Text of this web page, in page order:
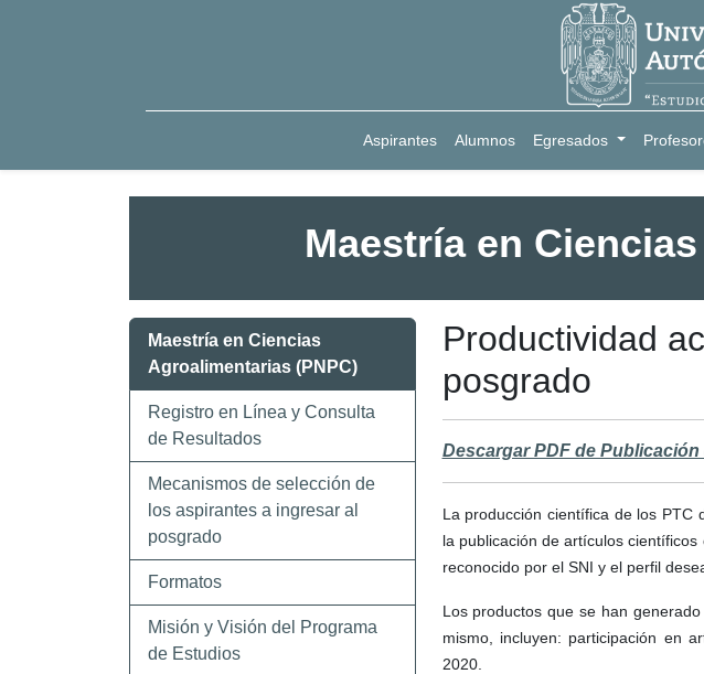
Aspirantes Alumnos Egresados
Maestría en
Maestría en Ciencias
Agroalimentarias (PNPC)
Registro en Línea y Consulta
de Resultados
Mecanismos de selección de
los aspirantes a ingresar al
posgrado
Formatos
Misión y Visión del Programa
de Estudios
Productividad
posgrado
Descargar PDF de
La producción científica de los PTC
la publicación de artículos
reconocido por el SNI y el perfil
Los productos que se han
mismo, incluyen: participación en
2020.